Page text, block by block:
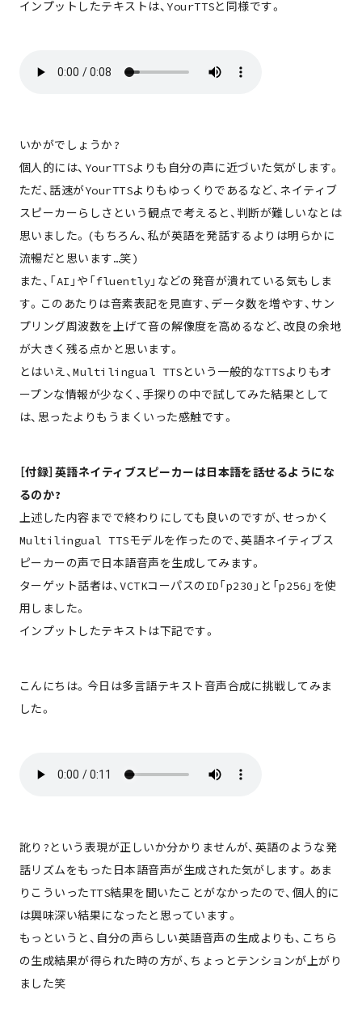
インプットしたテキストは、YourTTSと同様です。
いかがでしょうか?
個人的には、YourTTSよりも自分の声に近づいた気がします。
ただ、話速がYourTTSよりもゆっくりであるなど、ネイティブ
スピーカーらしさという観点で考えると、判断が難しいなとは
思いました。(もちろん、私が英語を発話するよりは明らかに
流暢だと思います…笑)
また、「AI」や「fluently」などの発音が潰れている気もしま
す。このあたりは音素表記を見直す、データ数を増やす、サン
プリング周波数を上げて音の解像度を高めるなど、改良の余地
が大きく残る点かと思います。
とはいえ、Multilingual TTSという一般的なTTSよりもオ
ープンな情報が少なく、手探りの中で試してみた結果として
は、思ったよりもうまくいった感触です。
［付録］英語ネイティブスピーカーは日本語を話せるようにな
るのか?
上述した内容までで終わりにしても良いのですが、せっかく
Multilingual TTSモデルを作ったので、英語ネイティブス
ピーカーの声で日本語音声を生成してみます。
ターゲット話者は、VCTKコーパスのID「p230」と「p256」を使
用しました。
インプットしたテキストは下記です。
こんにちは。今日は多言語テキスト音声合成に挑戦してみま
した。
訛り?という表現が正しいか分かりませんが、英語のような発
話リズムをもった日本語音声が生成された気がします。あま
りこういったTTS結果を聞いたことがなかったので、個人的に
は興味深い結果になったと思っています。
もっというと、自分の声らしい英語音声の生成よりも、こちら
の生成結果が得られた時の方が、ちょっとテンションが上がり
ました笑